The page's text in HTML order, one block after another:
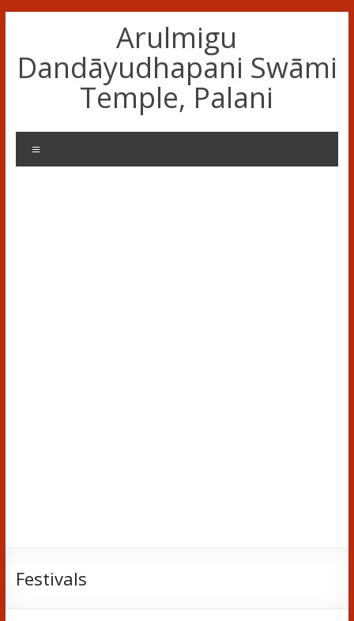
Arulmigu
Dandāyudhapani Swāmi
Temple, Palani
Festivals